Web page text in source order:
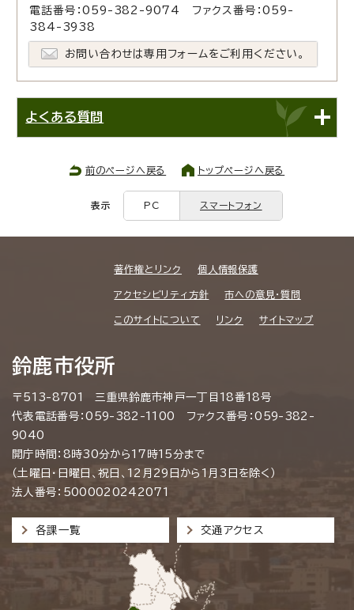
電話番号：059-382-9074 ファクス番号：059-
384-3938
お問い合わせは専用フォームをご利用ください。
よくある質問
前のページへ戻る トップページへ戻る
表示 PC スマートフォン
著作権とリンク 個人情報保護
アクセシビリティ方針 市への意見・質問
このサイトについて リンク サイトマップ
鈴鹿市役所
〒513-8701 三重県鈴鹿市神戸一丁目18番18号
代表電話番号：059-382-1100 ファクス番号：059-382-
9040
開庁時間：8時30分から17時15分まで
（土曜日・日曜日、祝日、12月29日から1月3日を除く）
法人番号：5000020242071
各課一覧 交通アクセス